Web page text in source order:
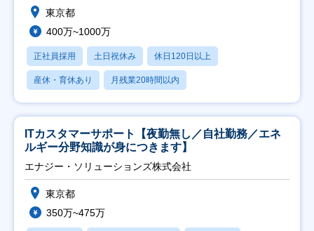
東京都
400万~1000万
正社員採用 土日祝休み 休日120日以上
産休・育休あり 月残業20時間以内
ITカスタマーサポート【夜勤無し／自社勤務／エネ
ルギー分野知識が身につきます】
エナジー・ソリューションズ株式会社
東京都
350万~475万